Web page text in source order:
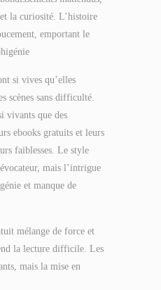
la curiosité. L’histoire
emportant le
si vives qu’elles
scènes sans difficulté.
vivants que des
ebooks gratuits et leurs
faiblesses. Le style
mais l’intrigue
et manque de
mélange de force et
la lecture difficile. Les
mais la mise en